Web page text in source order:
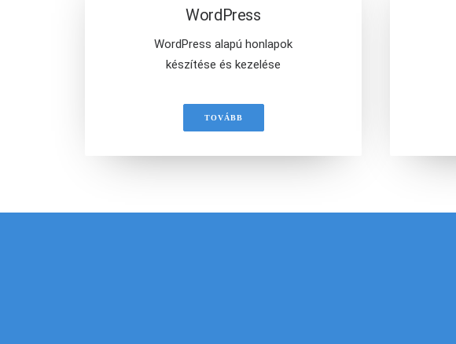
WordPress
WordPress alapú honlapok
készítése és kezelése
TOVÁBB